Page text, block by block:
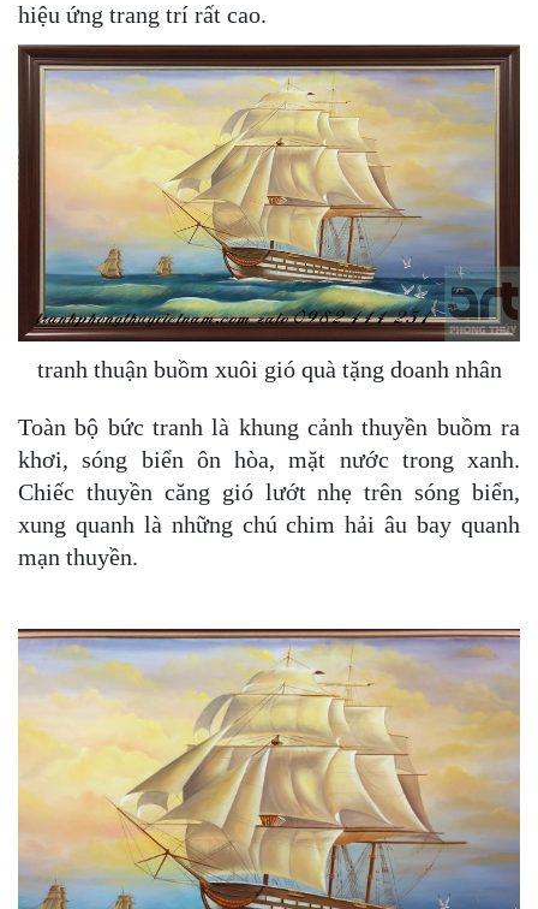
hiệu ứng trang trí rất cao.
tranh thuận buồm xuôi gió quà tặng doanh nhân
Toàn bộ bức tranh là khung cảnh thuyền buồm ra
khơi, sóng biển ôn hòa, mặt nước trong xanh.
Chiếc thuyền căng gió lướt nhẹ trên sóng biển,
xung quanh là những chú chim hải âu bay quanh
mạn thuyền.